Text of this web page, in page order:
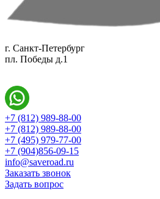
г. Санкт-Петербург
пл. Победы д.1
+7 (812) 989-88-00
+7 (812) 989-88-00
+7 (495) 979-77-00
+7 (904)856-09-15
info@saveroad.ru
Заказать звонок
Задать вопрос